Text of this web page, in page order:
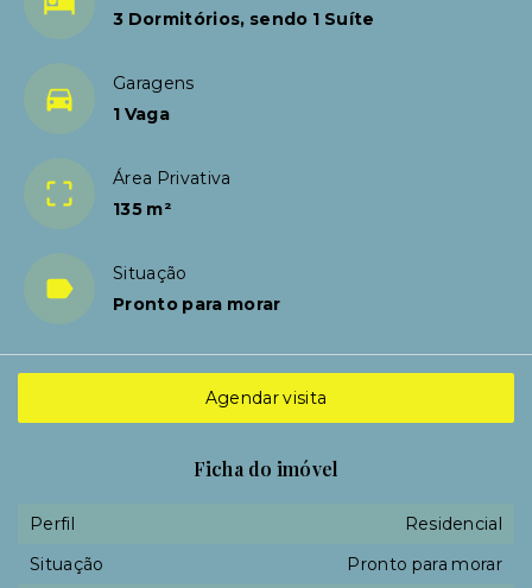
3 Dormitórios, sendo 1 Suíte
Garagens
1 Vaga
Área Privativa
135 m²
Situação
Pronto para morar
Agendar visita
Ficha do imóvel
Perfil
Residencial
Situação
Pronto para morar